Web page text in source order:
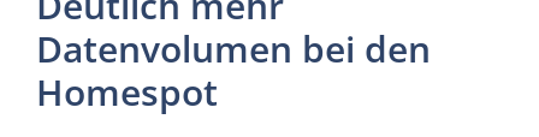
Datenvolumen bei den
Homespot